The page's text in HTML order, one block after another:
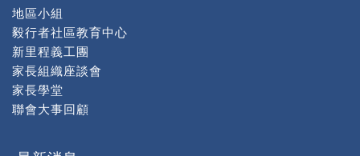
地區小組
毅行者社區教育中心
新里程義工團
家長組織座談會
家長學堂
聯會大事回顧